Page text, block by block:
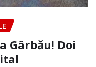
Gârbău! Doi